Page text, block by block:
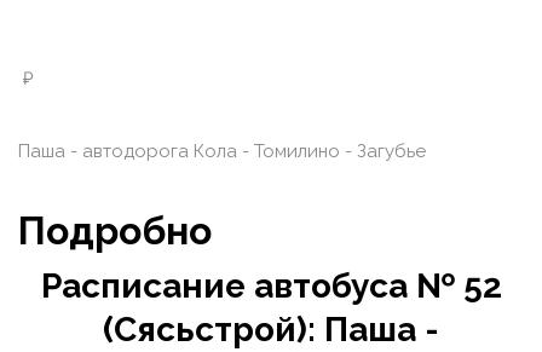
₽
Паша - автодорога Кола - Томилино - Загубье
Подробно
Расписание автобуса № 52
(Сясьстрой): Паша -